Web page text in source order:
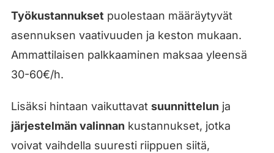
Työkustannukset puolestaan määräytyvät
asennuksen vaativuuden ja keston mukaan.
Ammattilaisen palkkaaminen maksaa yleensä
30-60€/h.
Lisäksi hintaan vaikuttavat suunnittelun ja
järjestelmän valinnan kustannukset, jotka
voivat vaihdella suuresti riippuen siitä,